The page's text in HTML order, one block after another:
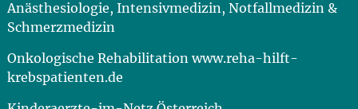
Anästhesiologie, Intensivmedizin, Notfallmedizin &
Schmerzmedizin
Onkologische Rehabilitation www.reha-hilft-
krebspatienten.de